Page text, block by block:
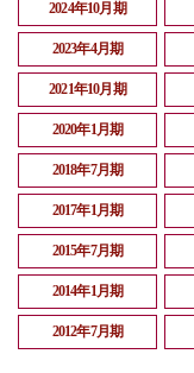
2024年10月期
2023年4月期
2021年10月期
2020年1月期
2018年7月期
2017年1月期
2015年7月期
2014年1月期
2012年7月期